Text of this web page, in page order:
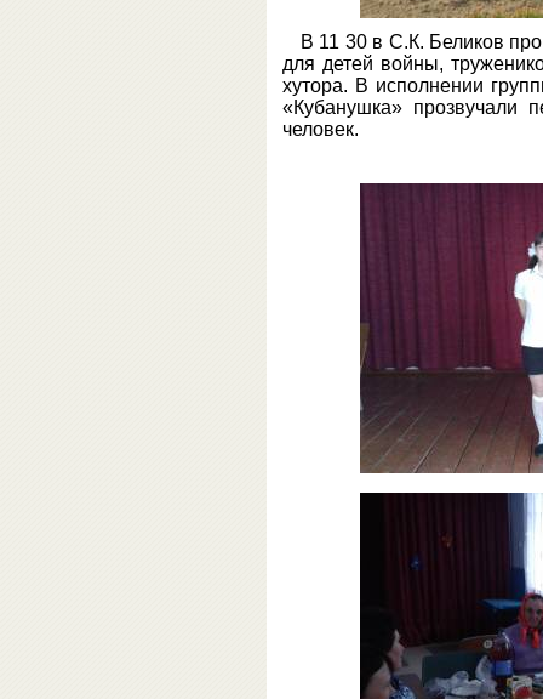
В 11 30 в С.К. Беликов
для детей войны,
хутора. В исполнении
«Кубанушка» прозвучали
человек.